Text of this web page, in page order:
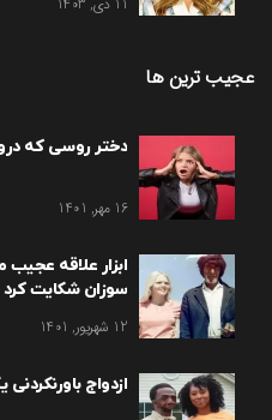
11 دی, 1403
عجیب ترین ها
دختر روسی که
16 مهر, 1401
ابزار علاقه عجیب
سوزان شکایت کرد
12 شهریور, 1401
ازدواج